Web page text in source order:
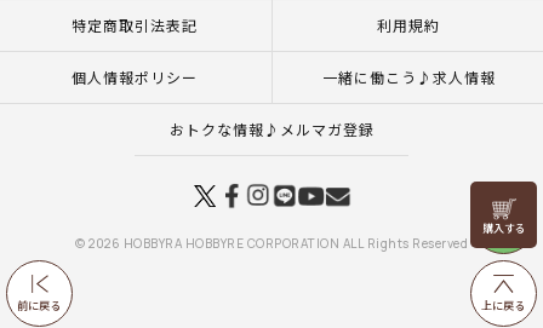
前に戻る
リリヤン
フェア
上に戻る
特定商取引法表記 利用規約
個人情報ポリシー 一緒に働こう♪求人情報
おトクな情報♪メルマガ登録
© 2026 HOBBYRA HOBBYRE CORPORATION ALL Rights Reserved